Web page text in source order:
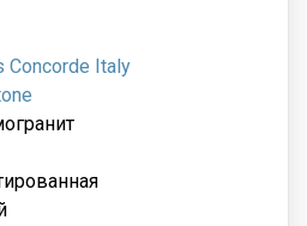
Concorde Italy